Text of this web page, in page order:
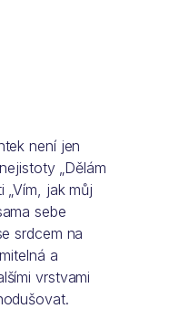
není jen
„Dělám
„Vím, jak můj
sebe
srdcem na
a
vrstvami